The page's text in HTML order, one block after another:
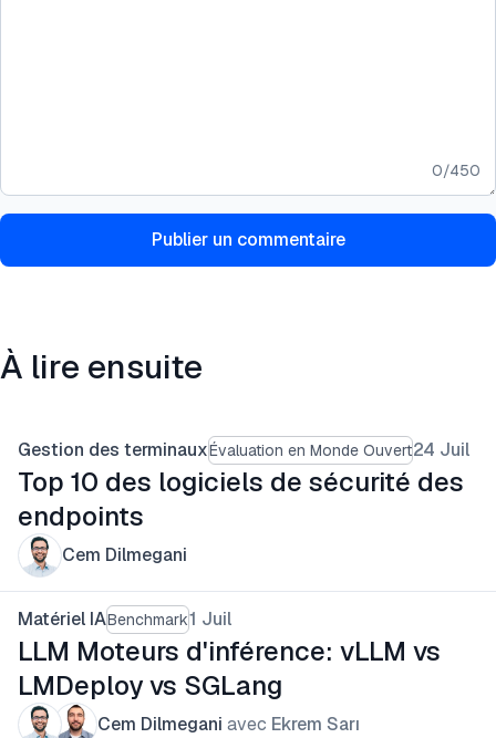
0/450
Publier un commentaire
À lire ensuite
Gestion des terminauxÉvaluation en Monde Ouvert24 Juil
Top 10 des logiciels de sécurité des
endpoints
Cem Dilmegani
Matériel IABenchmark1 Juil
LLM Moteurs d'inférence: vLLM vs
LMDeploy vs SGLang
Cem Dilmegani avec Ekrem Sarı